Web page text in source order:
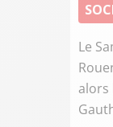
Le
alors